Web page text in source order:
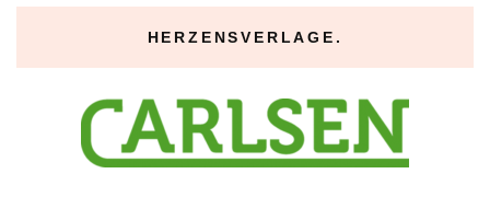
HERZENSVERLAGE.